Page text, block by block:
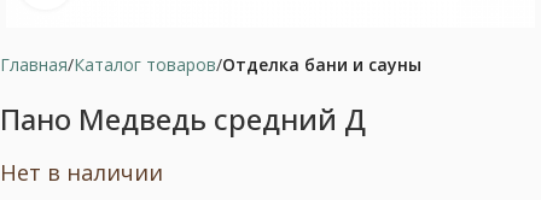
Главная Каталог товаров Отделка бани и сауны
Пано Медведь средний Д
Нет в наличии